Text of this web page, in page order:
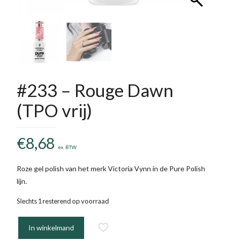
#233 – Rouge Dawn
(TPO vrij)
€8,68 ex. BTW
Roze gel polish van het merk Victoria Vynn in de Pure Polish
lijn.
Slechts 1 resterend op voorraad
In winkelmand